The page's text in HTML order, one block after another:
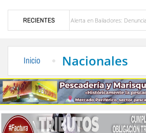
RECIENTES
Alerta en Bailadores: Denuncian
Inicio Nacionales